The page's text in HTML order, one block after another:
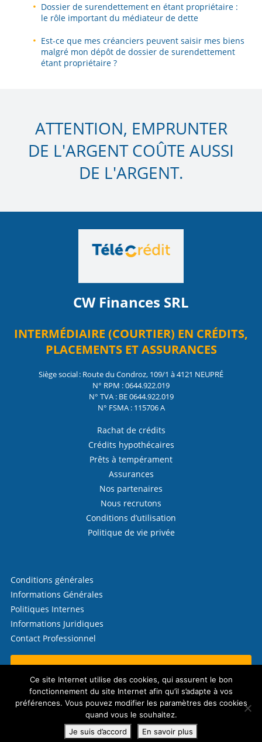
Dossier de surendettement en étant propriétaire :
le rôle important du médiateur de dette
Est-ce que mes créanciers peuvent saisir mes biens
malgré mon dépôt de dossier de surendettement
étant propriétaire ?
ATTENTION, EMPRUNTER
DE L'ARGENT COÛTE AUSSI
DE L'ARGENT.
CW Finances SRL
INTERMÉDIAIRE (COURTIER) EN CRÉDITS,
PLACEMENTS ET ASSURANCES
Siège social : Route du Condroz, 109/1 à 4121 NEUPRÉ
N° RPM : 0644.922.019
N° TVA : BE 0644.922.019
N° FSMA : 115706 A
Rachat de crédits
Crédits hypothécaires
Prêts à tempérament
Assurances
Nos partenaires
Nous recrutons
Conditions d’utilisation
Politique de vie privée
Conditions générales
Informations Générales
Politiques Internes
Informations Juridiques
Contact Professionnel
© 2026 Télécrédit (CW Finances SRL)
Politique en matière de cookies
Website by
eTeamsys
Ce site Internet utilise des cookies, qui assurent le bon
fonctionnement du site Internet afin qu’il s’adapte à vos
préférences. Vous pouvez modifier les paramètres des cookies
quand vous le souhaitez.
Je suis d’accord
En savoir plus